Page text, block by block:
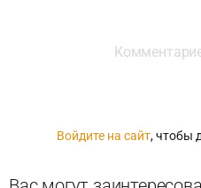
Войдите на сайт, чтобы